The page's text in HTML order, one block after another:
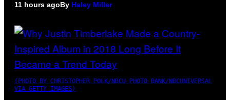
11 hours agoBy Haley Miller
(PHOTO BY CHRISTOPHER POLK/NBCU PHOTO BANK/NBCUNIVERSAL
VIA GETTY IMAGES)